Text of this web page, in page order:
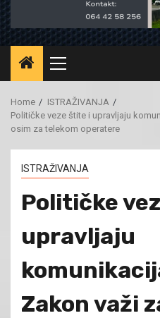
Primary
Menu
Home
ISTRAŽIVANJA
Političke veze štite i upravljaju
osim za telekom operatere
ISTRAŽIVANJA
Političke
upravljaju
Zakon važi